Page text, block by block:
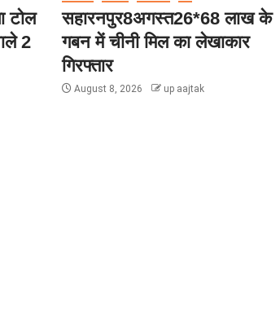
टोल
2
सहारनपुर8अगस्त26*68 लाख के
गबन में चीनी मिल का लेखाकार
गिरफ्तार
August 8, 2026 up aajtak